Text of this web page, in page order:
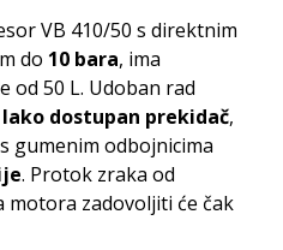
VB 410/50 s direktnim
do 10 bara, ima
od 50 L. Udoban rad
lako dostupan prekidač,
gumenim odbojnicima
. Protok zraka od
motora zadovoljiti će čak